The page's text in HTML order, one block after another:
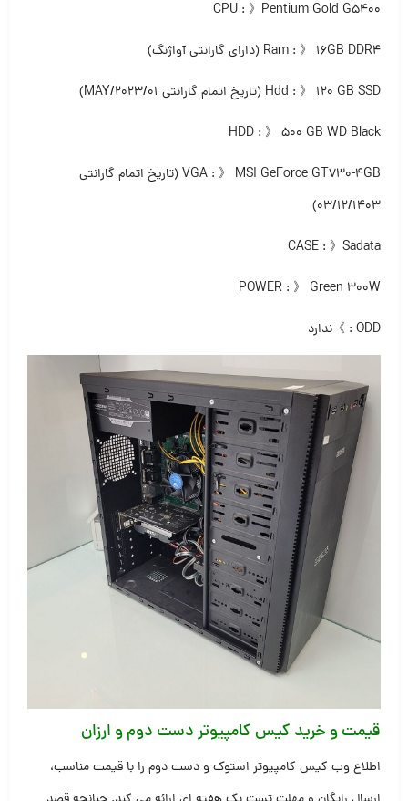
CPU : 》Pentium Gold G5400
Ram : 》 ۱۶GB DDR4 (دارای گارانتی آواژنگ)
Hdd : 》 ۱۲۰ GB SSD (تاریخ اتمام گارانتی ۰۱/MAY/2023)
HDD : 》 ۵۰۰ GB WD Black
VGA : 》 MSI GeForce GT730-4GB (تاریخ اتمام گارانتی
۰۳/۱۲/۱۴۰۳)
CASE : 》Sadata
POWER : 》 Green 300W
ODD : 》ندارد
قیمت و خرید کیس کامپیوتر دست دوم و ارزان
اطلاع وب کیس کامپیوتر استوک و دست دوم را با قیمت مناسب،